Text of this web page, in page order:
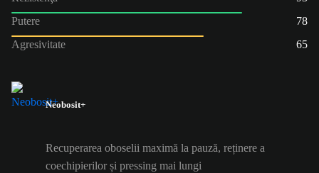
Putere
78
Agresivitate
65
Neobosit+
Recuperarea oboselii maximă la pauză, reținere a
coechipierilor și pressing mai lungi